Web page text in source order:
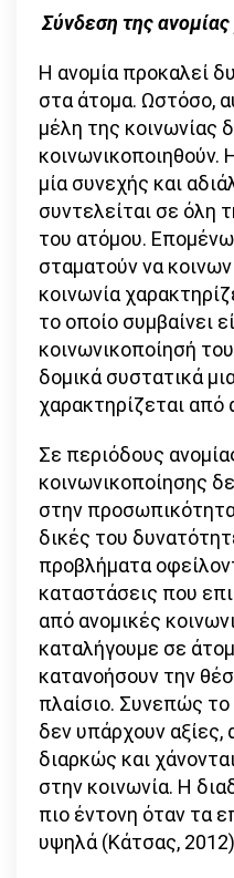
Σύνδεση της
Η ανομία προκαλεί
στα άτομα. Ωστόσο,
μέλη της κοινωνίας
κοινωνικοποιηθούν.
μία συνεχής και
συντελείται σε όλη
του ατόμου.
σταματούν να
κοινωνία
το οποίο συμβαίνει
κοινωνικοποίησή
δομικά συστατικά
χαρακτηρίζεται από
Σε περιόδους
κοινωνικοποίησης
στην
δικές του
προβλήματα
καταστάσεις που
από ανομικές
καταλήγουμε σε
κατανοήσουν την
πλαίσιο. Συνεπώς το
δεν υπάρχουν αξίες,
διαρκώς και
στην κοινωνία. Η
πιο έντονη όταν τα
υψηλά (Κάτσας,